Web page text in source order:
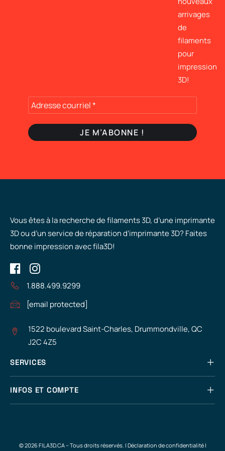
arrivages
de
filaments
pour
impression
3D!
Vous êtes à la recherche de filaments 3D, d’une imprimante
3D ou d’un service de réparation d’imprimante 3D? Faites
bonne impression avec fila3D!
1.888.499.9299
[email protected]
1522 boulevard Saint-Charles, Drummondville, QC
J2C 4Z5
SERVICES
INFOS ET COMPTE
© 2026 FILA3D.CA – Tous droits réservés. | Déclaration de confidentialité|